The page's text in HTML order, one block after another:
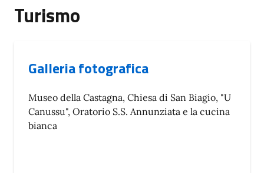
Turismo
Galleria fotografica
Museo della Castagna, Chiesa di San Biagio, "U
Canussu", Oratorio S.S. Annunziata e la cucina
bianca